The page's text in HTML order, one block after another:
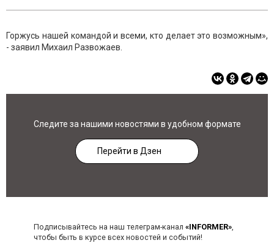
Горжусь нашей командой и всеми, кто делает это возможным»,
- заявил Михаил Развожаев.
Следите за нашими новостями в удобном формате
Перейти в Дзен
Подписывайтесь на наш телеграм-канал «INFORMER»,
чтобы быть в курсе всех новостей и событий!